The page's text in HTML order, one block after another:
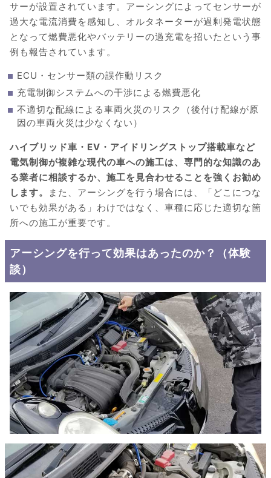
サーが設置されています。アーシングによってセンサーが
過大な電流消費を感知し、オルタネーターが過剰発電状態
となって燃費悪化やバッテリーの過充電を招いたという事
例も報告されています。
ECU・センサー類の誤作動リスク
充電制御システムへの干渉による燃費悪化
不適切な配線による車両火災のリスク（後付け配線が原
因の車両火災は少なくない）
ハイブリッド車・EV・アイドリングストップ搭載車など
電気制御が複雑な現代の車への施工は、専門的な知識のあ
る業者に相談するか、施工を見合わせることを強くお勧め
します。
また、アーシングを行う場合には、「どこにつな
いでも効果がある」わけではなく、車種に応じた適切な箇
所への施工が重要です。
アーシングを行って効果はあったのか？（体験
談）